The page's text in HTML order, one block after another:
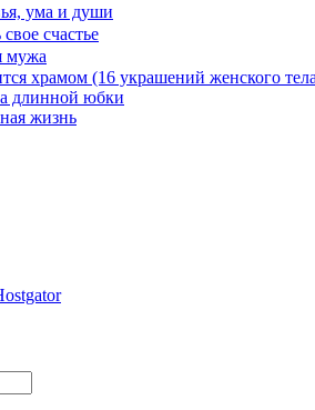
ума и души
счастье
мужа
храмом (16 украшений женского
длинной юбки
жизнь